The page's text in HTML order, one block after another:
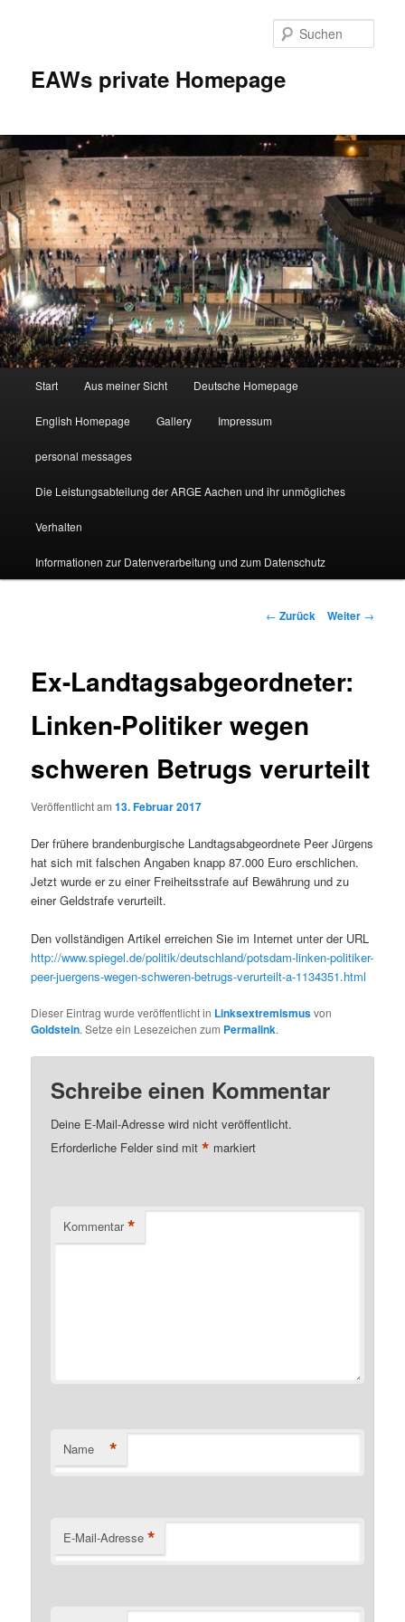
EAWs private Homepage
Start Aus meiner Sicht Deutsche Homepage
English Homepage Gallery Impressum
personal messages
Die Leistungsabteilung der ARGE Aachen und ihr unmögliches
Verhalten
Informationen zur Datenverarbeitung und zum Datenschutz
Beitragsnavigation
← Zurück Weiter →
Ex-Landtagsabgeordneter:
Linken-Politiker wegen
schweren Betrugs verurteilt
Veröffentlicht am13. Februar 2017
Der frühere brandenburgische Landtagsabgeordnete Peer Jürgens
hat sich mit falschen Angaben knapp 87.000 Euro erschlichen.
Jetzt wurde er zu einer Freiheitsstrafe auf Bewährung und zu
einer Geldstrafe verurteilt.
Den vollständigen Artikel erreichen Sie im Internet unter der URL
http://www.spiegel.de/politik/deutschland/potsdam-linken-politiker-
peer-juergens-wegen-schweren-betrugs-verurteilt-a-1134351.html
Dieser Eintrag wurde veröffentlicht in Linksextremismusvon
Goldstein. Setze ein Lesezeichen zum Permalink.
Schreibe einen Kommentar
Deine E-Mail-Adresse wird nicht veröffentlicht.
Erforderliche Felder sind mit* markiert
Kommentar *
Name *
E-Mail-Adresse *